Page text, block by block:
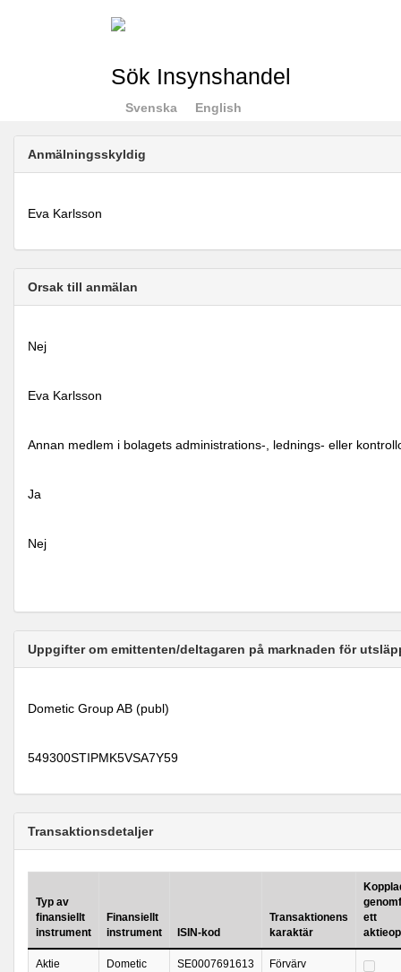
Sök Insynshandel
Svenska English
Anmälningsskyldig
Eva Karlsson
Orsak till anmälan
Nej
Eva Karlsson
Annan medlem i bolagets administrations-, lednings- eller
Ja
Nej
Uppgifter om emittenten/deltagaren på marknaden för
Dometic Group AB (publ)
549300STIPMK5VSA7Y59
Transaktionsdetaljer
Typ av
finansiellt
instrument
Finansiellt
instrument
ISIN-kod
Transaktionens
karaktär
ett
Aktie
Dometic
SE0007691613 Förvärv